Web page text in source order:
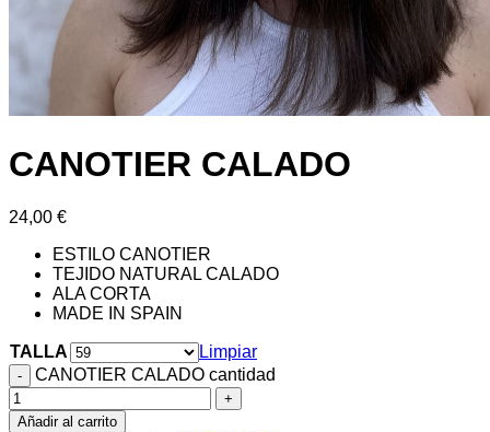
CANOTIER CALADO
24,00 €
ESTILO CANOTIER
TEJIDO NATURAL CALADO
ALA CORTA
MADE IN SPAIN
TALLA
Limpiar
CANOTIER CALADO cantidad
Añadir al carrito